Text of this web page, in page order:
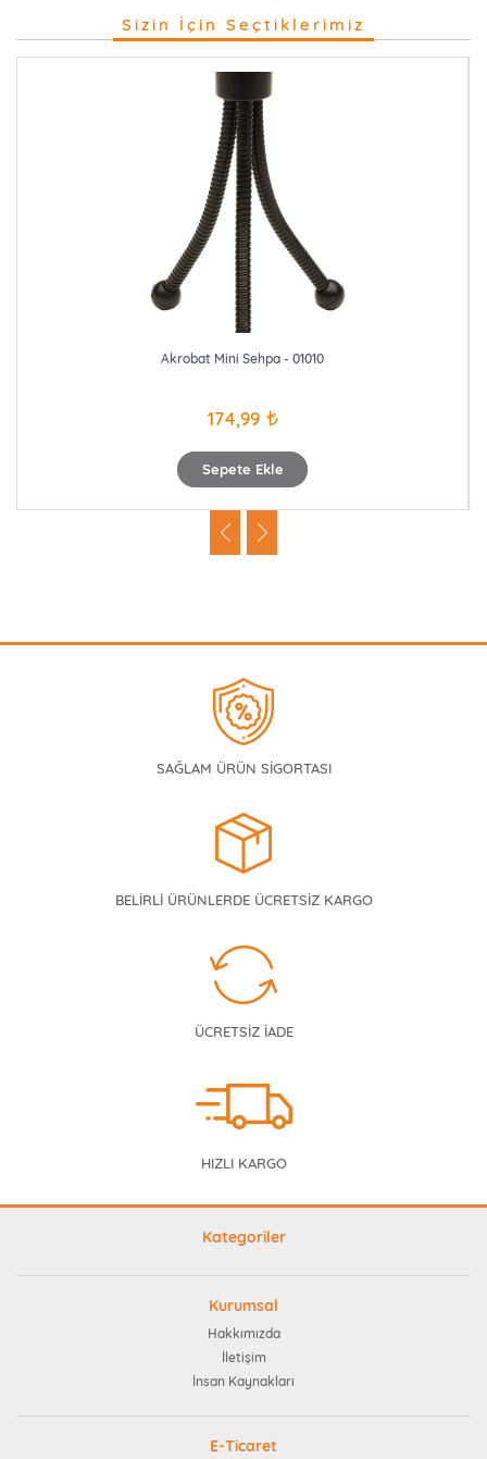
Sizin İçin Seçtiklerimiz
Sepete Ekle
Akrobat Mini Sehpa - 01010
174,99
SAĞLAM ÜRÜN SİGORTASI
BELİRLİ ÜRÜNLERDE ÜCRETSİZ KARGO
ÜCRETSİZ İADE
HIZLI KARGO
Kategoriler
Kurumsal
Hakkımızda
İletişim
İnsan Kaynakları
E-Ticaret